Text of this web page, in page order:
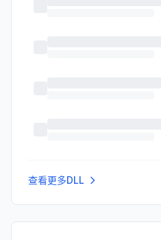
查看更多DLL